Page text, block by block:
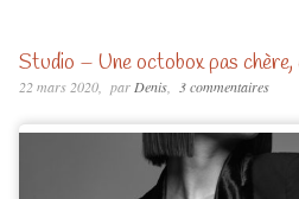
Studio – Une octobox pas
22 mars 2020 par Denis 3 commentaires